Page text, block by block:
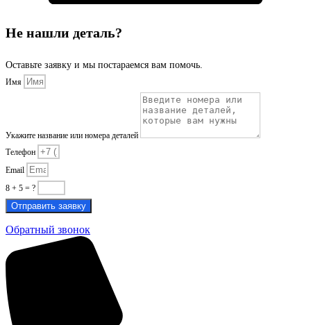
Не нашли деталь?
Оставьте заявку и мы постараемся вам помочь.
Имя
Укажите название или номера деталей
Телефон
Email
8 + 5 = ?
Отправить заявку
Обратный звонок